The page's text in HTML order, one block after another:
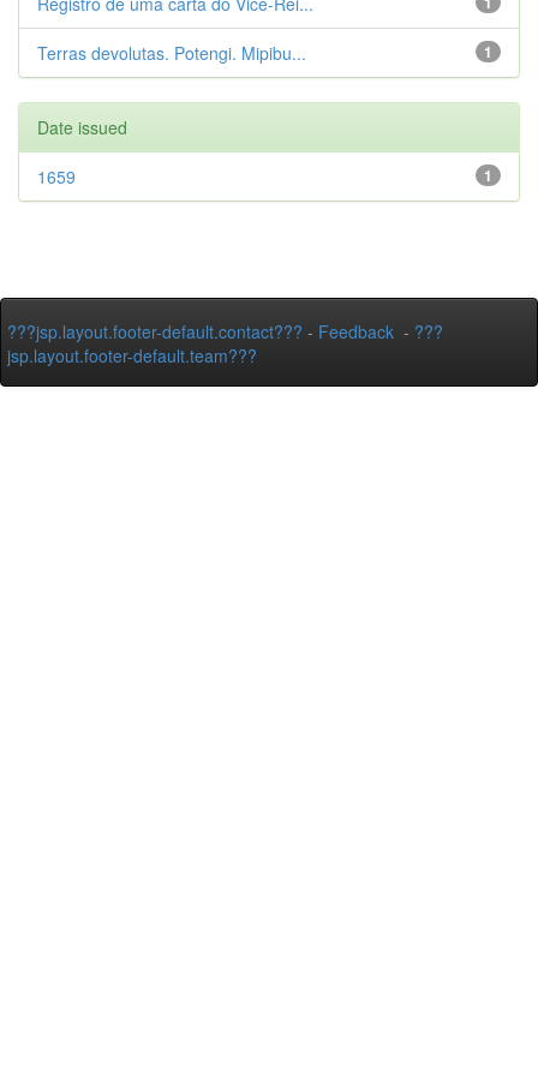
1
Terras devolutas. Potengi. Mipibu...
Date issued
1
1659
???jsp.layout.footer-default.contact??? - Feedback - ???
jsp.layout.footer-default.team???